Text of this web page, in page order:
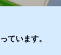
います。